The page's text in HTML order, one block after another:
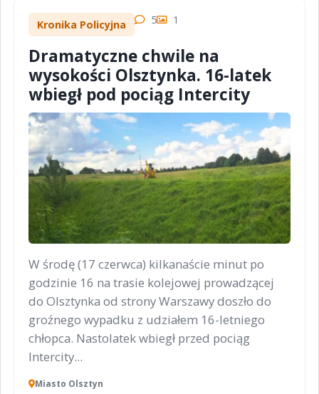
Kronika Policyjna 5 1
Dramatyczne chwile na
wysokości Olsztynka. 16-latek
wbiegł pod pociąg Intercity
W środę (17 czerwca) kilkanaście minut po
godzinie 16 na trasie kolejowej prowadzącej
do Olsztynka od strony Warszawy doszło do
groźnego wypadku z udziałem 16-letniego
chłopca. Nastolatek wbiegł przed pociąg
Intercity...
Miasto Olsztyn